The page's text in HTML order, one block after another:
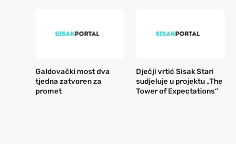
Galdovački most dva
tjedna zatvoren za
promet
Dječji vrtić Sisak Stari
sudjeluje u projektu „The
Tower of Expectations“